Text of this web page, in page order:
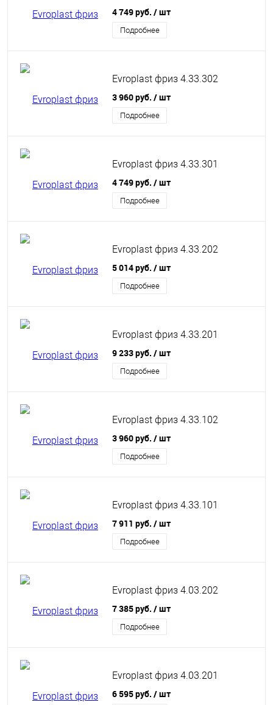
4 749 руб. / шт
Подробнее
Evroplast фриз 4.33.302
3 960 руб. / шт
Подробнее
Evroplast фриз 4.33.301
4 749 руб. / шт
Подробнее
Evroplast фриз 4.33.202
5 014 руб. / шт
Подробнее
Evroplast фриз 4.33.201
9 233 руб. / шт
Подробнее
Evroplast фриз 4.33.102
3 960 руб. / шт
Подробнее
Evroplast фриз 4.33.101
7 911 руб. / шт
Подробнее
Evroplast фриз 4.03.202
7 385 руб. / шт
Подробнее
Evroplast фриз 4.03.201
6 595 руб. / шт